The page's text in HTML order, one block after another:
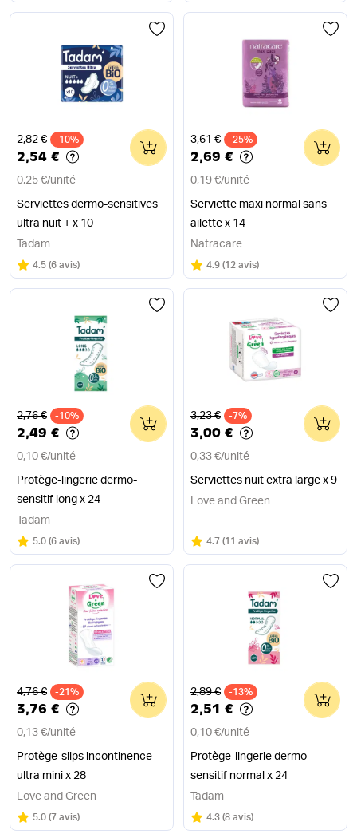
Ancien prix
2,82 € -10%
2,54 €
0,25 €/unité
Serviettes dermo-sensitives
ultra nuit + x 10
0
Tadam
Note
4.5 sur 5
(6 avis)
Ancien prix
3,61 € -25%
2,69 €
0,19 €/unité
Serviette maxi normal sans
ailette x 14
0
Natracare
Note
4.9 sur 5
(12 avis)
Ancien prix
2,76 € -10%
2,49 €
0,10 €/unité
Protège-lingerie dermo-
sensitif long x 24
0
Tadam
Note
5.0 sur 5
(6 avis)
Ancien prix
3,23 € -7%
3,00 €
0,33 €/unité
Serviettes nuit extra large x 9
0
Love and Green
Note
4.7 sur 5
(11 avis)
Ancien prix
4,76 € -21%
3,76 €
0,13 €/unité
Protège-slips incontinence
ultra mini x 28
0
Love and Green
Note
5.0 sur 5
(7 avis)
Ancien prix
2,89 € -13%
2,51 €
0,10 €/unité
Protège-lingerie dermo-
sensitif normal x 24
0
Tadam
Note
4.3 sur 5
(8 avis)